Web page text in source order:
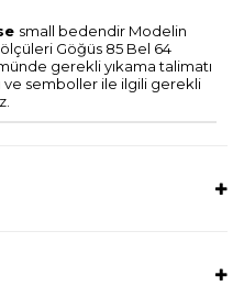
small bedendir Modelin
Göğüs 85 Bel 64
gerekli yıkama talimatı
ve semboller ile ilgili gerekli